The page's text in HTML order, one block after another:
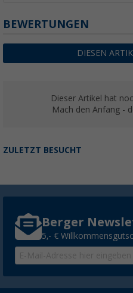
BEWERTUNGEN
DIESEN
Dieser Artikel hat
Mach den Anfang -
ZULETZT BESUCHT
Berger
5,- €